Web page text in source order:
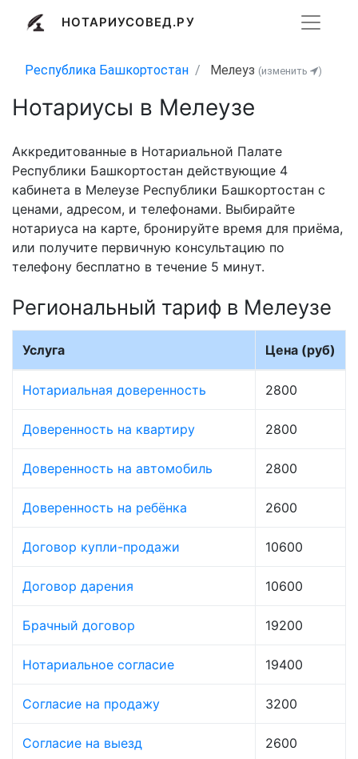
НОТАРИУСОВЕД.РУ
Республика Башкортостан Мелеуз (изменить )
Нотариусы в Мелеузе
Аккредитованные в Нотариальной Палате
Республики Башкортостан действующие 4
кабинета в Мелеузе Республики Башкортостан с
ценами, адресом, и телефонами. Выбирайте
нотариуса на карте, бронируйте время для приёма,
или получите первичную консультацию по
телефону бесплатно в течение 5 минут.
Региональный тариф в Мелеузе
Услуга Цена (руб)
Нотариальная доверенность 2800
Доверенность на квартиру 2800
Доверенность на автомобиль 2800
Доверенность на ребёнка 2600
Договор купли-продажи 10600
Договор дарения 10600
Брачный договор 19200
Нотариальное согласие 19400
Согласие на продажу 3200
Согласие на выезд 2600